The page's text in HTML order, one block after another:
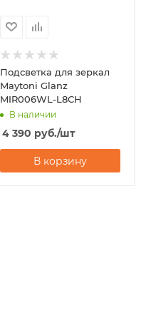
Подсветка для зеркал
Maytoni Glanz
MIR006WL-L8CH
В наличии
4 390 руб./шт
В корзину